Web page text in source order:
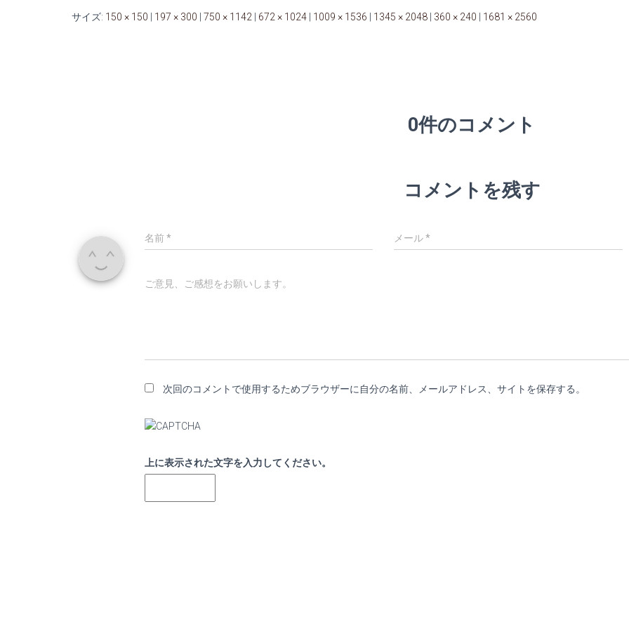
サイズ: 150 × 150 197 × 300 750 × 1142 672 × 1024 1009 × 1536 1345 × 2048 360 × 240 1681 × 2560
0件のコメント
コメントを残す
名前* メール*
ご意見、ご感想をお願いします。
次回のコメントで使用するためブラウザーに自分の名前、メールアドレス、サイトを保存する。
上に表示された文字を入力してください。